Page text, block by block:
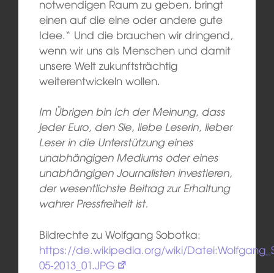
notwendigen Raum zu geben, bringt
einen auf die eine oder andere gute
Idee.“ Und die brauchen wir dringend,
wenn wir uns als Menschen und damit
unsere Welt zukunftsträchtig
weiterentwickeln wollen.
Im Übrigen bin ich der Meinung, dass
jeder Euro, den Sie, liebe Leserin, lieber
Leser in die Unterstützung eines
unabhängigen Mediums oder eines
unabhängigen Journalisten investieren,
der wesentlichste Beitrag zur Erhaltung
wahrer Pressfreiheit ist.
Bildrechte zu Wolfgang Sobotka:
https://de.wikipedia.org/wiki/
05-2013_01.JPG